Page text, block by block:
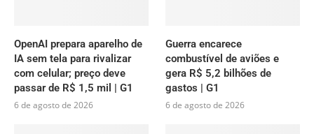
OpenAI prepara aparelho de
IA sem tela para rivalizar
com celular; preço deve
passar de R$ 1,5 mil | G1
6 de agosto de 2026
Guerra encarece
combustível de aviões e
gera R$ 5,2 bilhões de
gastos | G1
6 de agosto de 2026